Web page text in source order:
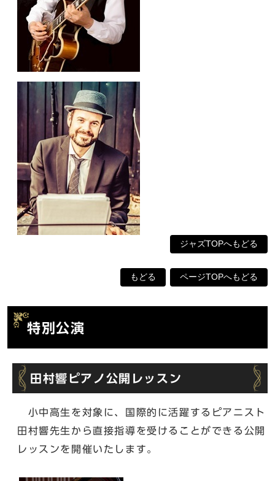
ジャズTOPへもどる
もどる ページTOPへもどる
特別公演
田村響ピアノ公開レッスン
小中高生を対象に、国際的に活躍するピアニスト
田村響先生から直接指導を受けることができる公開
レッスンを開催いたします。